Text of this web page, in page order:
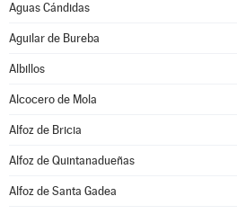
Aguas Cándidas
Aguilar de Bureba
Albillos
Alcocero de Mola
Alfoz de Bricia
Alfoz de Quintanadueñas
Alfoz de Santa Gadea